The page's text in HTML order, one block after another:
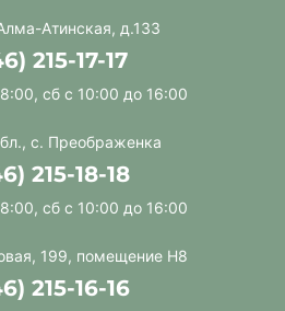
Атинская, д.133
215-17-17
сб с 10:00 до 16:00
с. Преображенка
215-18-18
сб с 10:00 до 16:00
199, помещение Н8
215-16-16